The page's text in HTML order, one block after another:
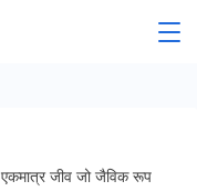
एकमात्र जीव जो जैविक रूप